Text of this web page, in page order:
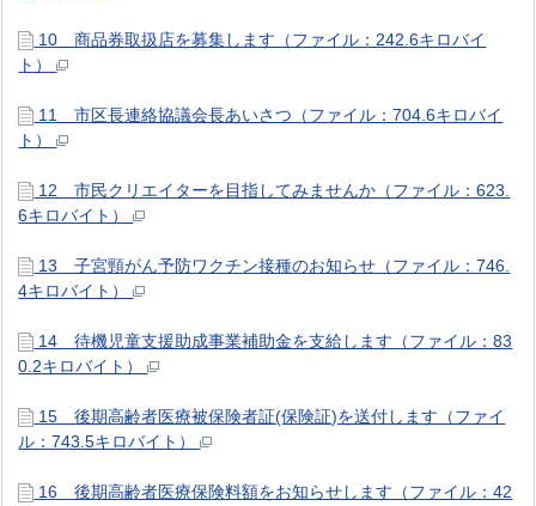
10 商品券取扱店を募集します（ファイル：242.6キロバイ
ト）
11 市区長連絡協議会長あいさつ（ファイル：704.6キロバイ
ト）
12 市民クリエイターを目指してみませんか（ファイル：623.
6キロバイト）
13 子宮頸がん予防ワクチン接種のお知らせ（ファイル：746.
4キロバイト）
14 待機児童支援助成事業補助金を支給します（ファイル：83
0.2キロバイト）
15 後期高齢者医療被保険者証(保険証)を送付します（ファイ
ル：743.5キロバイト）
16 後期高齢者医療保険料額をお知らせします（ファイル：42